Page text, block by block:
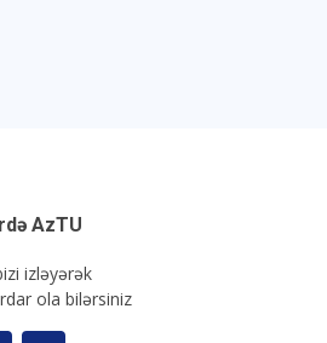
AzTU
izləyərək
ola bilərsiniz